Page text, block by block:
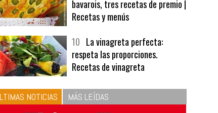
bavarois, tres recetas de premio |
Recetas y menús
respeta las proporciones.
Recetas de vinagreta